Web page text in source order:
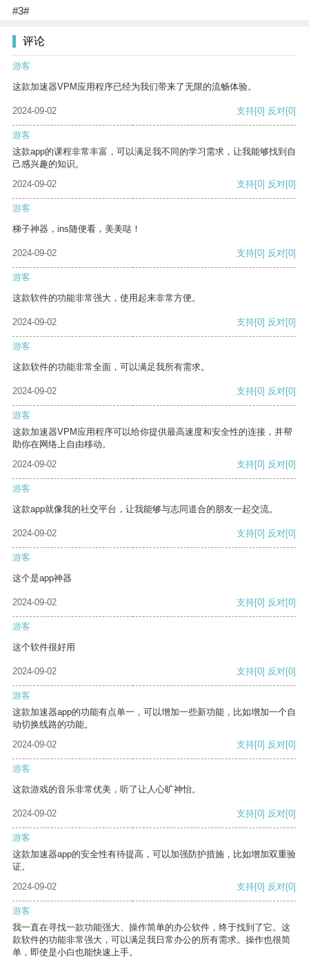
#3#
评论
游客
这款加速器VPM应用程序已经为我们带来了无限的流畅体验。
2024-09-02 支持[0] 反对[0]
游客
这款app的课程非常丰富，可以满足我不同的学习需求，让我能够找到自
己感兴趣的知识。
2024-09-02
支持[0] 反对[0]
游客
梯子神器，ins随便看，美美哒！
2024-09-02 支持[0] 反对[0]
游客
这款软件的功能非常强大，使用起来非常方便。
2024-09-02 支持[0] 反对[0]
游客
这款软件的功能非常全面，可以满足我所有需求。
2024-09-02 支持[0] 反对[0]
游客
这款加速器VPM应用程序可以给你提供最高速度和安全性的连接，并帮
助你在网络上自由移动。
2024-09-02
支持[0] 反对[0]
游客
这款app就像我的社交平台，让我能够与志同道合的朋友一起交流。
2024-09-02 支持[0] 反对[0]
游客
这个是app神器
2024-09-02 支持[0] 反对[0]
游客
这个软件很好用
2024-09-02 支持[0] 反对[0]
游客
这款加速器app的功能有点单一，可以增加一些新功能，比如增加一个自
动切换线路的功能。
2024-09-02
支持[0] 反对[0]
游客
这款游戏的音乐非常优美，听了让人心旷神怡。
2024-09-02 支持[0] 反对[0]
游客
这款加速器app的安全性有待提高，可以加强防护措施，比如增加双重验
证。
2024-09-02
支持[0] 反对[0]
游客
我一直在寻找一款功能强大、操作简单的办公软件，终于找到了它。这
款软件的功能非常强大，可以满足我日常办公的所有需求。操作也很简
单，即使是小白也能快速上手。